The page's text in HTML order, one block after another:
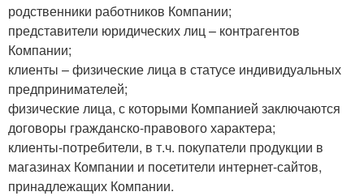
родственники работников Компании;
представители юридических лиц – контрагентов
Компании;
клиенты – физические лица в статусе индивидуальных
предпринимателей;
физические лица, с которыми Компанией заключаются
договоры гражданско-правового характера;
клиенты-потребители, в т.ч. покупатели продукции в
магазинах Компании и посетители интернет-сайтов,
принадлежащих Компании.